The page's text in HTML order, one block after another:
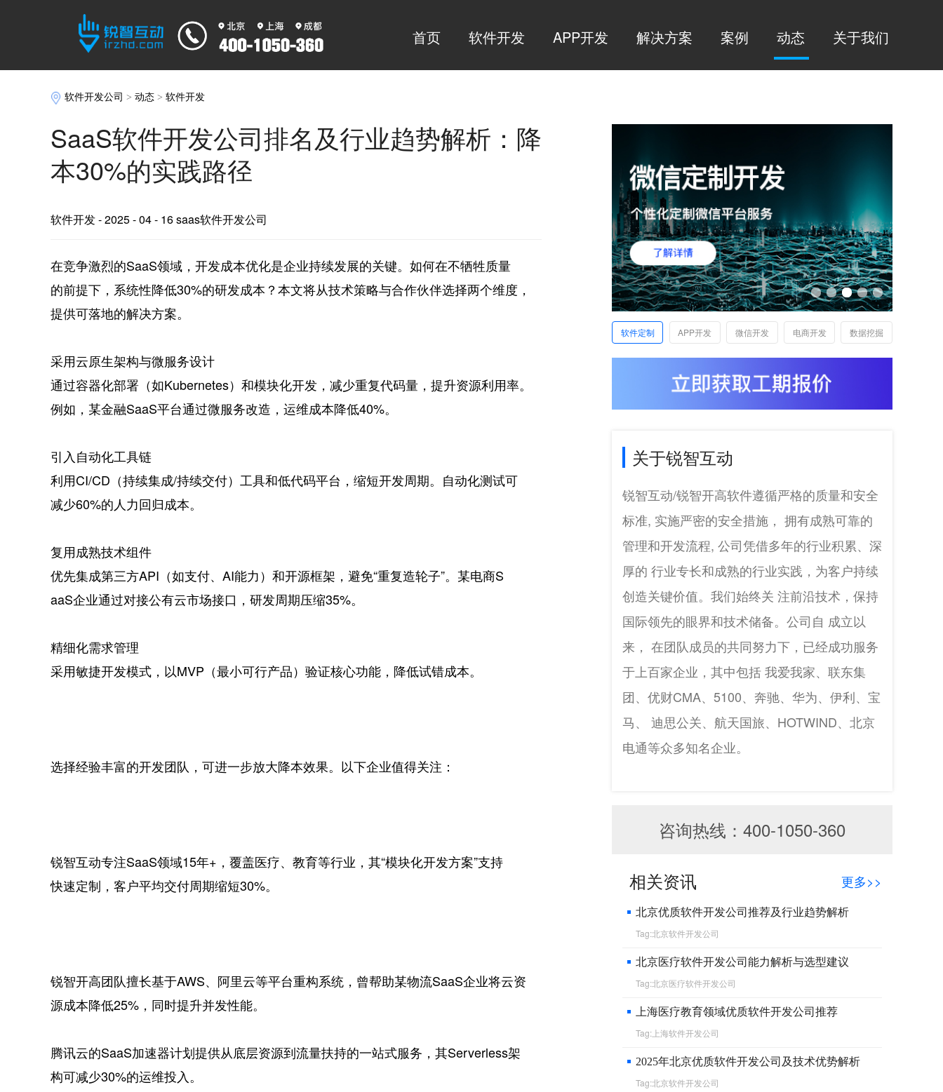
首页 软件开发 APP开发 解决方案 案例 动态 关于我们
软件开发公司 >动态 >软件开发
SaaS软件开发公司排名及行业趋势解析：降
本30%的实践路径
软件开发- 2025 - 04 - 16 saas软件开发公司
在竞争激烈的SaaS领域，开发成本优化是企业持续发展的关键。如何在不牺牲质量
的前提下，系统性降低30%的研发成本？本文将从技术策略与合作伙伴选择两个维度，
提供可落地的解决方案。
‌采用云原生架构与微服务设计‌
通过容器化部署（如Kubernetes）和模块化开发，减少重复代码量，提升资源利用率。
例如，某金融SaaS平台通过微服务改造，运维成本降低40%。
‌引入自动化工具链‌
利用CI/CD（持续集成/持续交付）工具和低代码平台，缩短开发周期。自动化测试可
减少60%的人力回归成本。
‌复用成熟技术组件‌
优先集成第三方API（如支付、AI能力）和开源框架，避免“重复造轮子”。某电商S
aaS企业通过对接公有云市场接口，研发周期压缩35%。
‌精细化需求管理‌
采用敏捷开发模式，以MVP（最小可行产品）验证核心功能，降低试错成本。
选择经验丰富的开发团队，可进一步放大降本效果。以下企业值得关注：
锐智互动专注SaaS领域15年+，覆盖医疗、教育等行业，其“模块化开发方案”支持
快速定制，客户平均交付周期缩短30%。
锐智开高团队擅长基于AWS、阿里云等平台重构系统，曾帮助某物流SaaS企业将云资
源成本降低25%，同时提升并发性能。
腾讯云的SaaS加速器计划提供从底层资源到流量扶持的一站式服务，其Serverless架
构可减少30%的运维投入。
软件定制 APP开发 微信开发 电商开发 数据挖掘
关于锐智互动
锐智互动/锐智开高软件遵循严格的质量和安全
标准, 实施严密的安全措施， 拥有成熟可靠的
管理和开发流程, 公司凭借多年的行业积累、深
厚的 行业专长和成熟的行业实践，为客户持续
创造关键价值。我们始终关 注前沿技术，保持
国际领先的眼界和技术储备。公司自 成立以
来， 在团队成员的共同努力下，已经成功服务
于上百家企业，其中包括 我爱我家、联东集
团、优财CMA、5100、奔驰、华为、伊利、宝
马、 迪思公关、航天国旅、HOTWIND、北京
电通等众多知名企业。
咨询热线：400-1050-360
相关资讯 更多>>
北京优质软件开发公司推荐及行业趋势解析
Tag:北京软件开发公司
北京医疗软件开发公司能力解析与选型建议
Tag:北京医疗软件开发公司
上海医疗教育领域优质软件开发公司推荐‌
Tag:上海软件开发公司
2025年北京优质软件开发公司及技术优势解析
Tag:北京软件开发公司